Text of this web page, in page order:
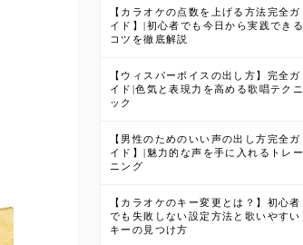
【カラオケの点数を上げる方法完全ガ
イド】|初心者でも今日から実践できる
コツを徹底解説
【ウィスパーボイスの出し方】完全ガ
イド|色気と表現力を高める歌唱テクニ
ック
【男性のためのいい声の出し方完全ガ
イド】|魅力的な声を手に入れるトレー
ニング
【カラオケのキー変更とは？】初心者
でも失敗しない設定方法と歌いやすい
キーの見つけ方